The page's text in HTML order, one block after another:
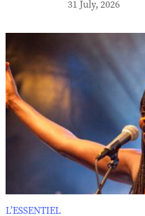
31 July, 2026
L’ESSENTIEL